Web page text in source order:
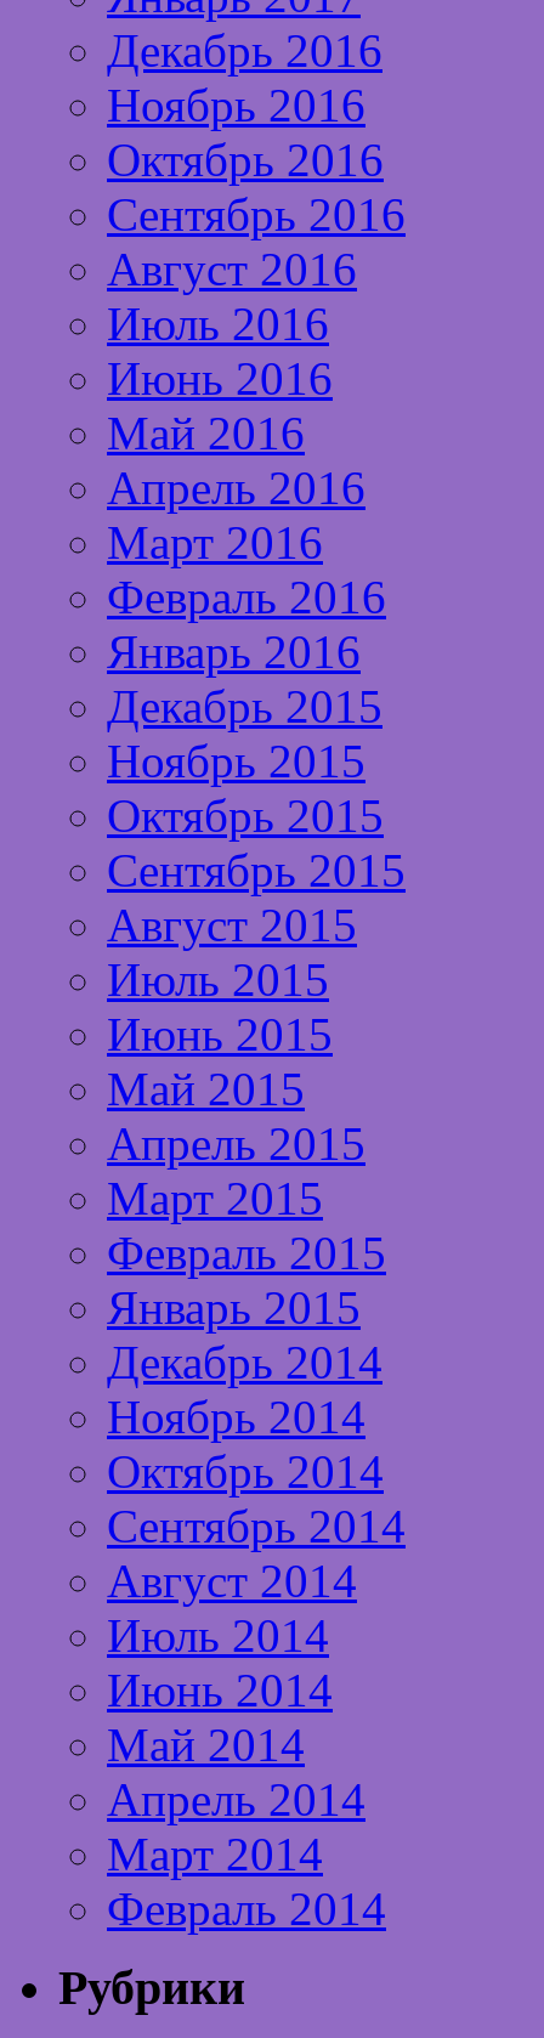
Декабрь 2016
Ноябрь 2016
Октябрь 2016
Сентябрь 2016
Август 2016
Июль 2016
Июнь 2016
Май 2016
Апрель 2016
Март 2016
Февраль 2016
Январь 2016
Декабрь 2015
Ноябрь 2015
Октябрь 2015
Сентябрь 2015
Август 2015
Июль 2015
Июнь 2015
Май 2015
Апрель 2015
Март 2015
Февраль 2015
Январь 2015
Декабрь 2014
Ноябрь 2014
Октябрь 2014
Сентябрь 2014
Август 2014
Июль 2014
Июнь 2014
Май 2014
Апрель 2014
Март 2014
Февраль 2014
Рубрики